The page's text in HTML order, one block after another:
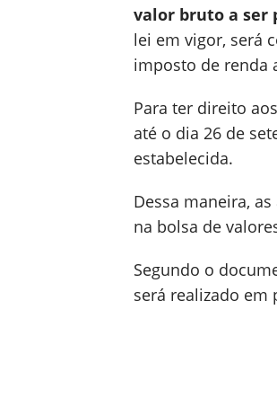
valor bruto a ser
lei em vigor, será
imposto de renda
Para ter direito
até o dia 26 de
estabelecida.
Dessa maneira,
na bolsa de
Segundo o
será realizado em